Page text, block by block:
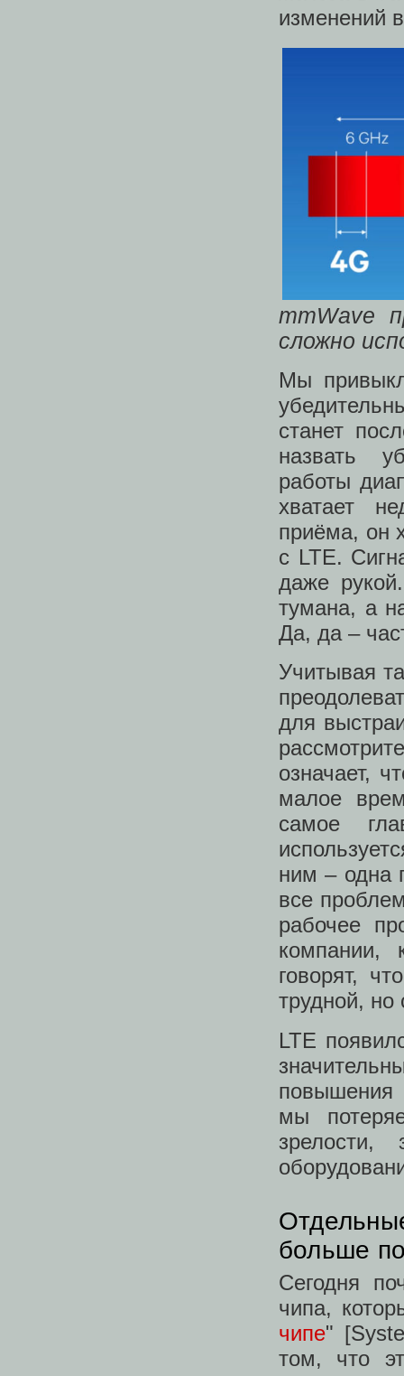
изменений
mmWave
сложно
Мы
станет
назвать
работы
хватает
приёма, он
с LTE.
даже
тумана, а
Да, да –
Учитывая
для
означает,
малое
самое
ним – одна
все
рабочее
компании,
говорят,
трудной, но
LTE
повышения
мы
зрелости,
больше
Сегодня
чипа,
чипе"
том, что